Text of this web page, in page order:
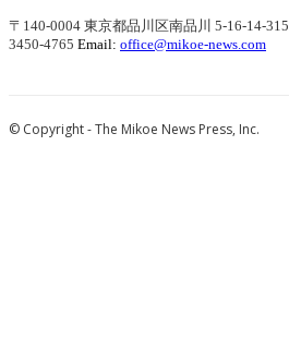
〒140-0004 東京都品川区南品川 5-16-14-315
3450-4765 Email: office@mikoe-news.com
© Copyright - The Mikoe News Press, Inc.